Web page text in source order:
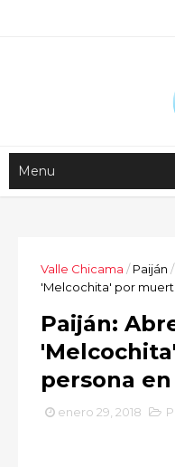
Valle Chicama / Paiján /
'Melcochita' por
Paiján:
persona
enero 29, 2018